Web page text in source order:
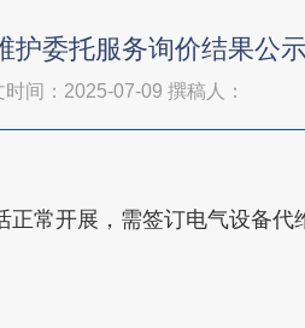
委托服务询价结果公示
时间：2025-07-09 撰稿人：
常开展，需签订电气设备代